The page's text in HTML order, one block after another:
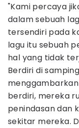
"Kami percaya
dalam sebuah
tersendiri pada
lagu itu sebuah
hal yang tidak
Berdiri di
berdiri, mereka
penindasan dan
sekitar mereka.